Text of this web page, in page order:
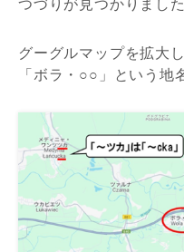
つづりが見つかりまし
グーグルマップを拡大
「ボラ・○○」という地